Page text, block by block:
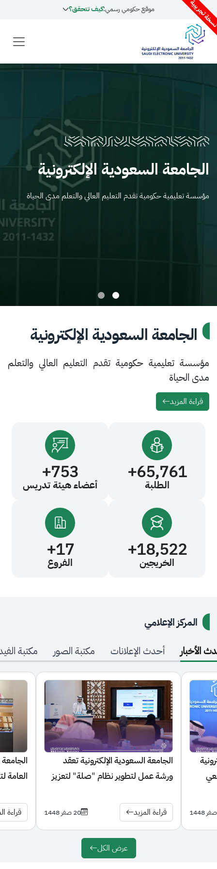
موقع حكومي رسمي:كيف تتحقق؟
السعودية الإلكترونية
حكومية تقدم التعليم العالي والتعلم مدى الحياة
السعودية الإلكترونية
حكومية تقدم التعليم العالي والتعلم
+
+
أعضاء هيئة تدريس
+
الخريجين
الإعلامي
أحدث الإعلانات مكتبة الصور مكتبة الفيديو
الجامعة السعودية الإلكترونية تعقد
ورشة عمل لتطوير نظام "صلة" لتعزيز
قراءة المزيد
الجامعة السعودية
العامة لتنظيم
قراءة المزيد